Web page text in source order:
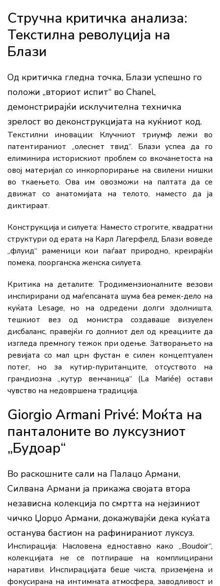
Стручна критичка анализа:
Текстилна револуција на
Блази
Од критичка гледна точка, Блази успешно го
положи „вториот испит“ во Chanel,
демонстрирајќи исклучителна техничка
зрелост во деконструкцијата на куќниот код.
Текстилни иновации: Клучниот триумф лежи во
патентираниот „олеснет твид“. Блази успеа да го
елиминира историскиот проблем со вкочанетоста на
овој материјал со инкорпорирање на свилени нишки
во ткаењето. Ова им овозможи на палтата да се
движат со анатомијата на телото, наместо да ја
диктираат.
Конструкција и силуета: Наместо строгите, квадратни
структури од ерата на Карл Лагерфелд, Блази воведе
„флуид“ раменици кои паѓаат природно, креирајќи
помека, поорганска женска силуета.
Критика на деталите: Тродимензионалните везови
инспирирани од маѓепсаната шума беа ремек-дело на
куќата Lesage, но на одредени долги здолништа,
тешкиот вез од монистра создаваше визуелен
дисбаланс, правејќи го долниот дел од креациите да
изгледа премногу тежок при одење. Затворањето на
ревијата со мал црн фустан е силен концептуален
потег, но за кутир-пуританците, отсуството на
грандиозна „кутур венчаница“ (La Mariée) остави
чувство на недовршена традиција.
Giorgio Armani Privé: Моќта на
панталоните во луксузниот
„Будоар“
Во раскошните сали на Палацо Армани,
Силвана Армани ја прикажа својата втора
независна колекција по смртта на нејзиниот
чичко Џорџо Армани, докажувајќи дека куќата
останува бастион на рафинираниот луксуз.
Инспирација: Насловена едноставно како „Boudoir“,
колекцијата не се потпираше на комплицирани
наративи. Инспирацијата беше чиста, приземјена и
фокусирана на интимната атмосфера, заводливост и